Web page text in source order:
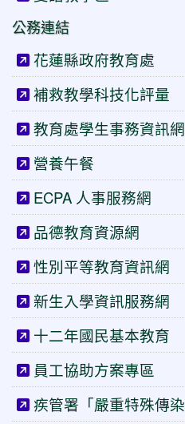
公務連結
花蓮縣政府教育處
補救教學科技化評量
教育處學生事務資訊網
營養午餐
ECPA 人事服務網
品德教育資源網
性別平等教育資訊網
新生入學資訊服務網
十二年國民基本教育
員工協助方案專區
疾管署「嚴重特殊傳